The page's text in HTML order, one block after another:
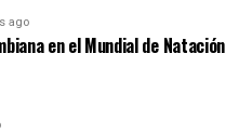
ago
en el Mundial de Natación